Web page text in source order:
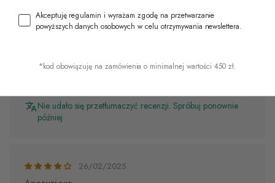
Nerxhivane D.
versteckt man sieht nicht diese lästige Toiletten Büste
Nie udało się przetłumaczyć recenzji. Spróbuj ponownie
później
26/02/2025
Akceptuję regulamin i wyrażam zgodę na przetwarzanie
powyższych danych osobowych w celu otrzymywania newslettera.
*kod obowiązuję na zamówienia o minimalnej wartości 450 zł.